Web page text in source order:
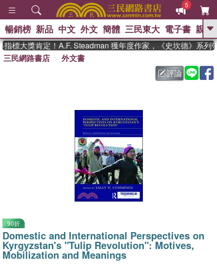
5
GO
父親節 、 如果歷
暑期推薦 、 國際布克
偉大的迷走神經
暢銷榜 新品 中文 外文 簡體 三民東大 電子書 親子
標大獎肯定！A.F. Steadman 獲年度作家，《史坎德》系列帶
三民網路書店
外文書
評論
90折
Domestic and International Perspectives on
Kyrgyzstan's "Tulip Revolution": Motives,
Mobilization and Meanings